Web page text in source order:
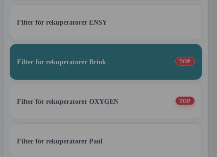
Filter för rekuperatorer ENSY
Filter för rekuperatorer Brink TOP
Filter för rekuperatorer OXYGEN TOP
Filter för rekuperatorer Paul